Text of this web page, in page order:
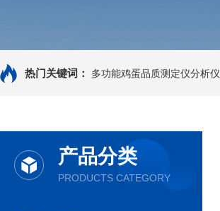
热门关键词： 多功能鸡蛋品质测定仪分析仪
产品分类
PRODUCTS CATEGORY